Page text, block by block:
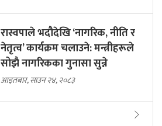
रास्वपाले भदौदेखि ‘नागरिक, नीति र
नेतृत्व’ कार्यक्रम चलाउने: मन्त्रीहरूले
सोझै नागरिकका गुनासा सुन्ने
आइतबार, साउन २४, २०८३